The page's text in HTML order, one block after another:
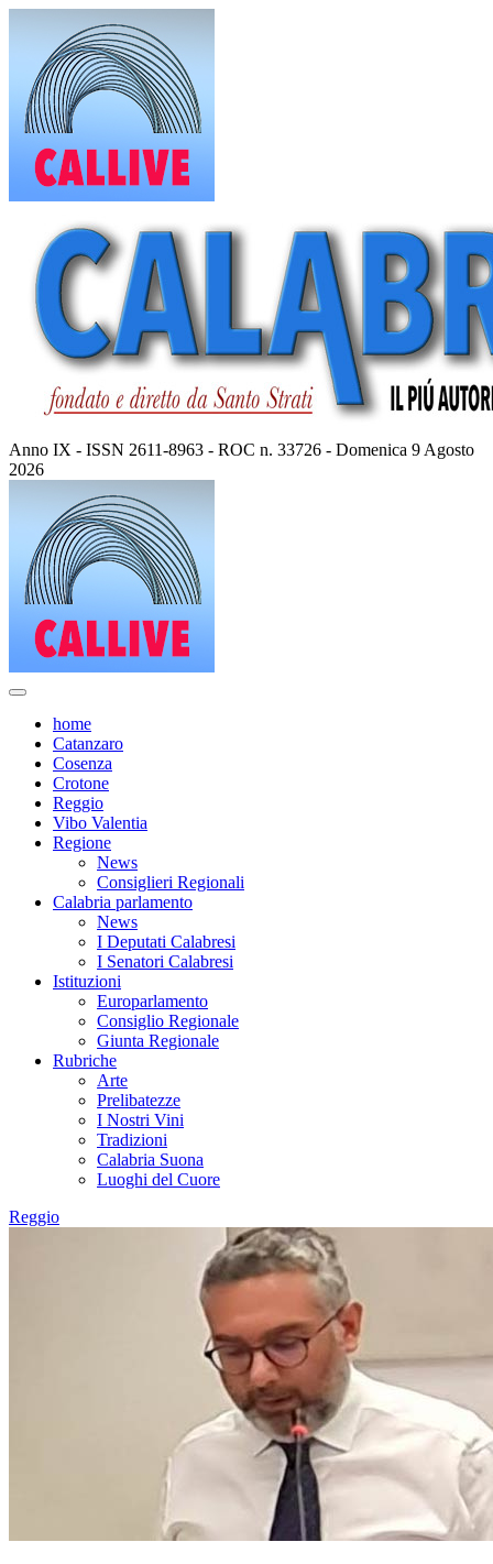
contenuto
Anno IX - ISSN 2611-8963 - ROC n. 33726 - Domenica 9 Agosto
2026
home
Catanzaro
Cosenza
Crotone
Reggio
Vibo Valentia
Regione
News
Consiglieri Regionali
Calabria parlamento
News
I Deputati Calabresi
I Senatori Calabresi
Istituzioni
Europarlamento
Consiglio Regionale
Giunta Regionale
Rubriche
Arte
Prelibatezze
I Nostri Vini
Tradizioni
Calabria Suona
Luoghi del Cuore
Reggio